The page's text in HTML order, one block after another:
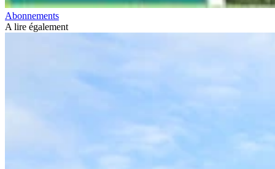
Abonnements
A lire également